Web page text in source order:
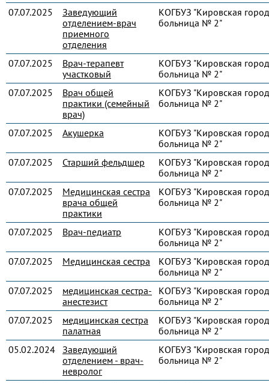
07.07.2025
Заведующий
отделением-врач
приемного
отделения
КОГБУЗ "Кировская
больница № 2"
07.07.2025
Врач-терапевт
участковый
КОГБУЗ "Кировская
больница № 2"
07.07.2025
Врач общей
практики (семейный
врач)
КОГБУЗ "Кировская
больница № 2"
07.07.2025 Акушерка
КОГБУЗ "Кировская
больница № 2"
07.07.2025
Старший фельдшер
КОГБУЗ "Кировская
больница № 2"
07.07.2025
Медицинская сестра
врача общей
практики
КОГБУЗ "Кировская
больница № 2"
07.07.2025 Врач-педиатр
КОГБУЗ "Кировская
больница № 2"
07.07.2025
Медицинская сестра
КОГБУЗ "Кировская
больница № 2"
07.07.2025
медицинская сестра-
анестезист
КОГБУЗ "Кировская
больница № 2"
07.07.2025
медицинская сестра
палатная
КОГБУЗ "Кировская
больница № 2"
05.02.2024 Заведующий
отделением - врач-
невролог
КОГБУЗ "Кировская
больница № 2"